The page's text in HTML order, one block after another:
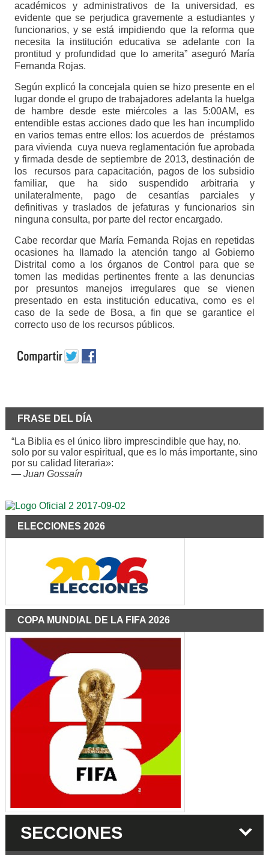
académicos y administrativos de la universidad, es
evidente que se perjudica gravemente a estudiantes y
funcionarios, y se está impidiendo que la reforma que
necesita la institución educativa se adelante con la
prontitud y profundidad que lo amerita” aseguró María
Fernanda Rojas.
Según explicó la concejala quien se hizo presente en el
lugar donde el grupo de trabajadores adelanta la huelga
de hambre desde este miércoles a las 5:00AM, es
entendible estas acciones dado que les han incumplido
en varios temas entre ellos: los acuerdos de préstamos
para vivienda cuya nueva reglamentación fue aprobada
y firmada desde de septiembre de 2013, destinación de
los recursos para capacitación, pagos de los subsidio
familiar, que ha sido suspendido arbitraria y
unilateralmente, pago de cesantías parciales y
definitivas y traslados de jefaturas y funcionarios sin
ninguna consulta, por parte del rector encargado.
Cabe recordar que María Fernanda Rojas en repetidas
ocasiones ha llamado la atención tango al Gobierno
Distrital como a los órganos de Control para que se
tomen las medidas pertinentes frente a las denuncias
por presuntos manejos irregulares que se vienen
presentado en esta institución educativa, como es el
caso de la sede de Bosa, a fin que se garantice el
correcto uso de los recursos públicos.
FRASE DEL DÍA
“La Biblia es el único libro imprescindible que hay, no.
solo por su valor espiritual, que es lo más importante, sino
por su calidad literaria»:
— Juan Gossaín
ELECCIONES 2026
COPA MUNDIAL DE LA FIFA 2026
SECCIONES